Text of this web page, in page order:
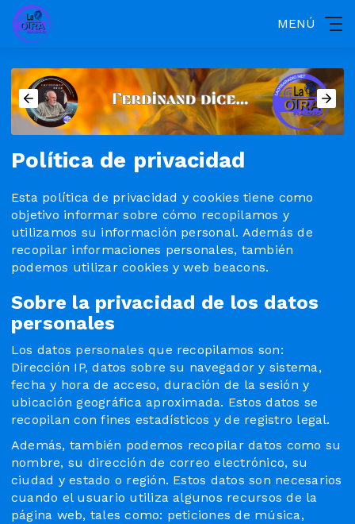
MENÚ
Política de privacidad
Esta política de privacidad y cookies tiene como
objetivo informar sobre cómo recopilamos y
utilizamos su información personal. Además de
recopilar informaciones personales, también
podemos utilizar cookies y web beacons.
Sobre la privacidad de los datos
personales
Los datos personales que recopilamos son:
Dirección IP, datos sobre su navegador y sistema,
fecha y hora de acceso, duración de la sesión y
ubicación geográfica aproximada. Estos datos se
recopilan con fines estadísticos y de registro legal.
Además, también podemos recopilar datos como su
nombre, su dirección de correo electrónico, su
ciudad y estado o región. Estos datos son necesarios
cuando el usuario utiliza algunos recursos de la
página web, tales como: peticiones de música,